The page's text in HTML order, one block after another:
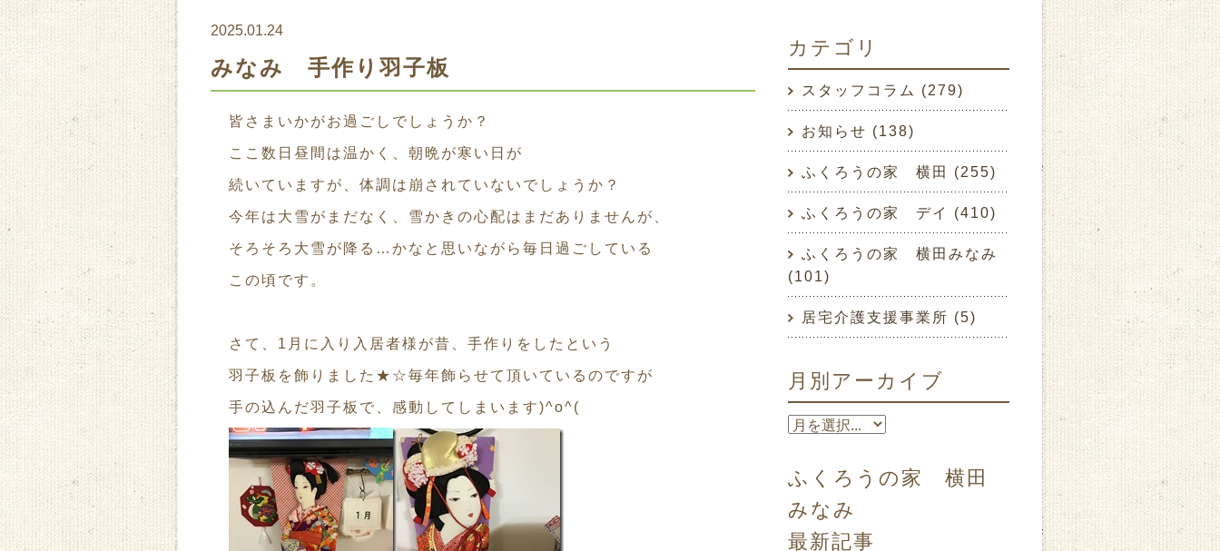
2025.01.24
みなみ 手作り羽子板
皆さまいかがお過ごしでしょうか？
ここ数日昼間は温かく、朝晩が寒い日が
続いていますが、体調は崩されていないでしょうか？
今年は大雪がまだなく、雪かきの心配はまだありませんが、
そろそろ大雪が降る…かなと思いながら毎日過ごしている
この頃です。
さて、1月に入り入居者様が昔、手作りをしたという
羽子板を飾りました★☆毎年飾らせて頂いているのですが
手の込んだ羽子板で、感動してしまいます)^o^(
カテゴリ
スタッフコラム (279)
お知らせ (138)
ふくろうの家 横田 (255)
ふくろうの家 デイ (410)
ふくろうの家 横田みなみ
(101)
居宅介護支援事業所 (5)
月別アーカイブ
ふくろうの家 横田
みなみ
最新記事